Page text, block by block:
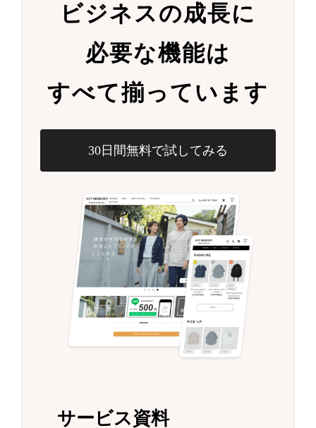
ビジネスの成長に
必要な機能は
すべて揃っています
30日間無料で試してみる
サービス資料